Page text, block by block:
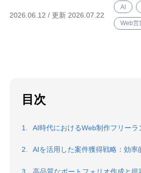
2026.06.12 / 更新 2026.07.22
AI
Web営
目次
AI時代におけるWeb制作フリーラ
AIを活用した案件獲得戦略：効率
高品質なポートフォリオ作成と提